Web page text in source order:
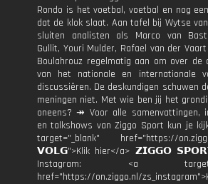
Rondo is het voetbal, voetbal en nog
dat de klok slaat. Aan tafel bij Wytse
sluiten analisten als Marco van
Gullit, Youri Mulder, Rafael van der
Boulahrouz regelmatig aan om over de
van het nationale en internationale
discussiëren. De deskundigen schuwen
meningen niet. Met wie ben jij het
oneens? ↠ Voor alle samenvattingen,
en talkshows van Ziggo Sport kun je
target="_blank" href="https://
𝗩𝗢𝗟𝗚">Klik hier</a> 𝗭𝗜𝗚𝗚𝗢
Instagram: <a
href="https://on.ziggo.nl/